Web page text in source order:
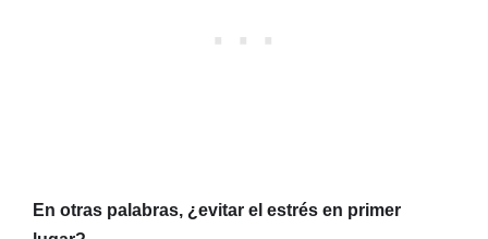
En otras palabras, ¿evitar el estrés en primer